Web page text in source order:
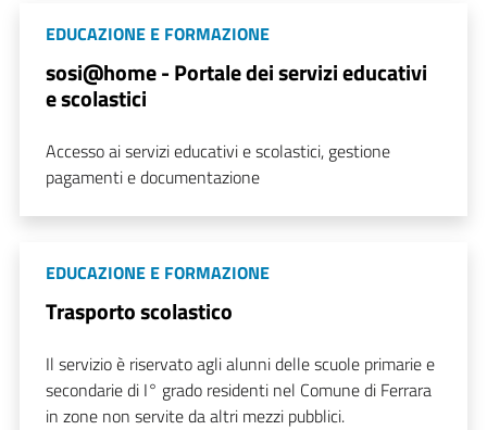
EDUCAZIONE E FORMAZIONE
sosi@home - Portale dei servizi educativi
e scolastici
Accesso ai servizi educativi e scolastici, gestione
pagamenti e documentazione
EDUCAZIONE E FORMAZIONE
Trasporto scolastico
Il servizio è riservato agli alunni delle scuole primarie e
secondarie di I° grado residenti nel Comune di Ferrara
in zone non servite da altri mezzi pubblici.